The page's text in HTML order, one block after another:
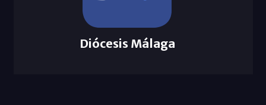
Diócesis Málaga